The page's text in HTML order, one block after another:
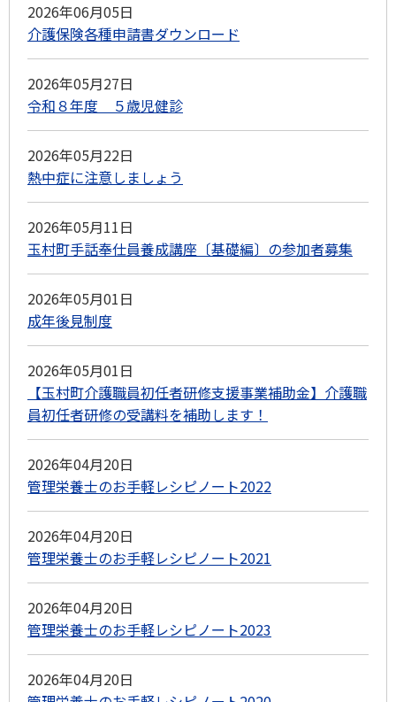
2026年06月05日
介護保険各種申請書ダウンロード
2026年05月27日
令和８年度 ５歳児健診
2026年05月22日
熱中症に注意しましょう
2026年05月11日
玉村町手話奉仕員養成講座〔基礎編〕の参加者募集
2026年05月01日
成年後見制度
2026年05月01日
【玉村町介護職員初任者研修支援事業補助金】介護職
員初任者研修の受講料を補助します！
2026年04月20日
管理栄養士のお手軽レシピノート2022
2026年04月20日
管理栄養士のお手軽レシピノート2021
2026年04月20日
管理栄養士のお手軽レシピノート2023
2026年04月20日